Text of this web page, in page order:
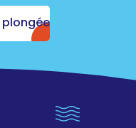
plongée